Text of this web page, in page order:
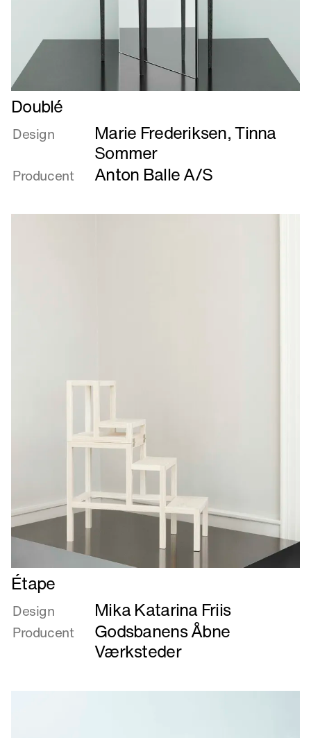
Læs
mere
om
Doublé
Design Marie Frederiksen,Tinna
Sommer
Producent Anton Balle A/S
Læs
mere
om
Étape
Étape
Design Mika Katarina Friis
Producent
Godsbanens Åbne
Værksteder